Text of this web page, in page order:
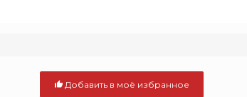
Добавить в моё избранное